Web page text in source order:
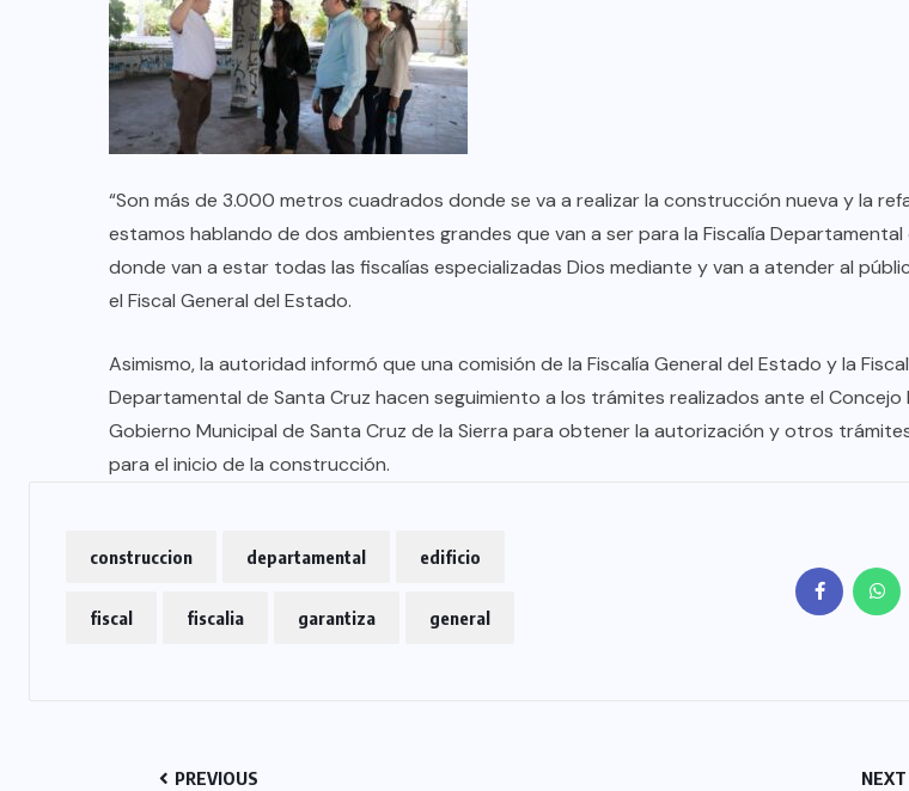
“Son más de 3.000 metros cuadrados donde se va a realizar la construcción nueva y la
estamos hablando de dos ambientes grandes que van a ser para la Fiscalía Departamental
donde van a estar todas las fiscalías especializadas Dios mediante y van a atender al
el Fiscal General del Estado.
Asimismo, la autoridad informó que una comisión de la Fiscalía General del Estado y la
Departamental de Santa Cruz hacen seguimiento a los trámites realizados ante el Concejo
Gobierno Municipal de Santa Cruz de la Sierra para obtener la autorización y otros
para el inicio de la construcción.
construccion departamental edificio
fiscal fiscalia garantiza general
PREVIOUS NEXT